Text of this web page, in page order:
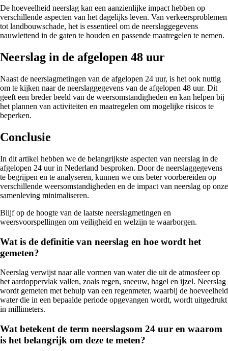
De hoeveelheid neerslag kan een aanzienlijke impact hebben op
verschillende aspecten van het dagelijks leven. Van verkeersproblemen
tot landbouwschade, het is essentieel om de neerslaggegevens
nauwlettend in de gaten te houden en passende maatregelen te nemen.
Neerslag in de afgelopen 48 uur
Naast de neerslagmetingen van de afgelopen 24 uur, is het ook nuttig
om te kijken naar de neerslaggegevens van de afgelopen 48 uur. Dit
geeft een breder beeld van de weersomstandigheden en kan helpen bij
het plannen van activiteiten en maatregelen om mogelijke risicos te
beperken.
Conclusie
In dit artikel hebben we de belangrijkste aspecten van neerslag in de
afgelopen 24 uur in Nederland besproken. Door de neerslaggegevens
te begrijpen en te analyseren, kunnen we ons beter voorbereiden op
verschillende weersomstandigheden en de impact van neerslag op onze
samenleving minimaliseren.
Blijf op de hoogte van de laatste neerslagmetingen en
weersvoorspellingen om veiligheid en welzijn te waarborgen.
Wat is de definitie van neerslag en hoe wordt het
gemeten?
Neerslag verwijst naar alle vormen van water die uit de atmosfeer op
het aardoppervlak vallen, zoals regen, sneeuw, hagel en ijzel. Neerslag
wordt gemeten met behulp van een regenmeter, waarbij de hoeveelheid
water die in een bepaalde periode opgevangen wordt, wordt uitgedrukt
in millimeters.
Wat betekent de term neerslagsom 24 uur en waarom
is het belangrijk om deze te meten?